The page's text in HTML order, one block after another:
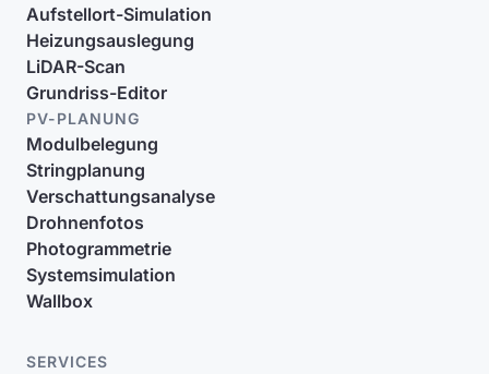
Aufstellort-Simulation
Heizungsauslegung
LiDAR-Scan
Grundriss-Editor
PV-PLANUNG
Modulbelegung
Stringplanung
Verschattungsanalyse
Drohnenfotos
Photogrammetrie
Systemsimulation
Wallbox
SERVICES